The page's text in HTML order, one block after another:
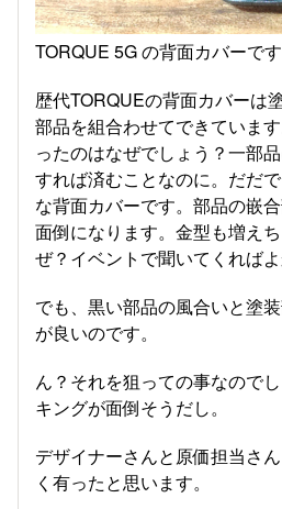
TORQUE 5G の背面カバーです
歴代TORQUEの背面カバーは
部品を組合わせてできていま
ったのはなぜでしょう？一部
すれば済むことなのに。だだ
な背面カバーです。部品の嵌
面倒になります。金型も増え
ぜ？イベントで聞いてくれば
でも、黒い部品の風合いと塗
が良いのです。
ん？それを狙っての事なので
キングが面倒そうだし。
デザイナーさんと原価担当さ
く有ったと思います。